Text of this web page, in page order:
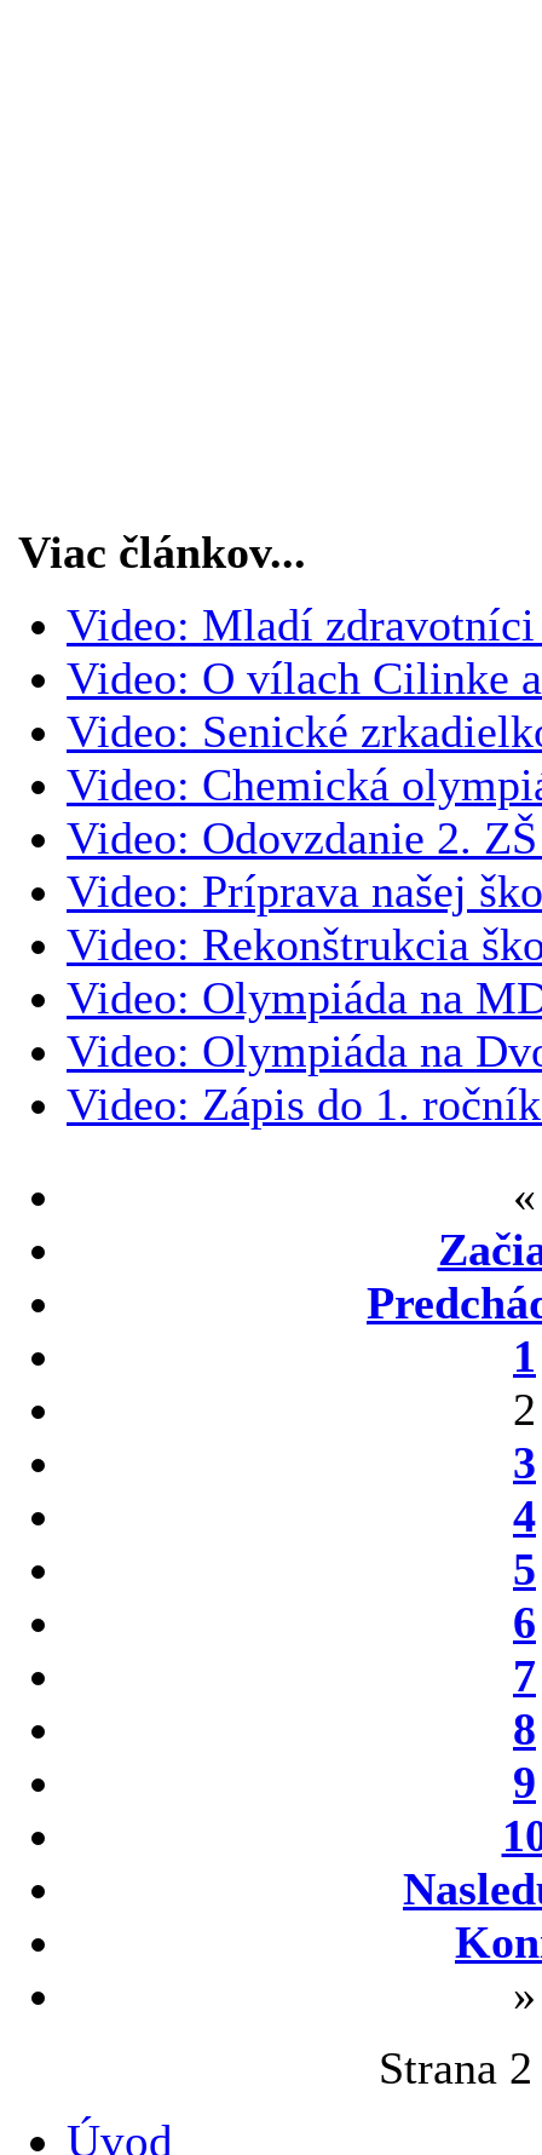
Viac článkov...
Video: Mladí zdravotníci
Video: O vílach Cilinke
Video: Senické
Video: Chemická
Video: Odovzdanie 2.
Video: Príprava našej
Video: Rekonštrukcia
Video: Olympiáda na
Video: Olympiáda na
Video: Zápis do 1.
«
1
2
3
4
5
6
7
8
9
»
Strana
Úvod